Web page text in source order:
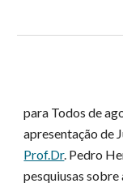
Enquanto
para Todos de
apresentação de
Prof.Dr. Pedro
pesquiusas